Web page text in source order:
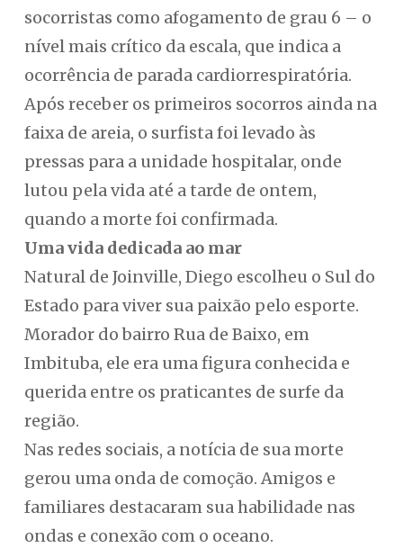
socorristas como afogamento de grau 6 – o
nível mais crítico da escala, que indica a
ocorrência de parada cardiorrespiratória.
Após receber os primeiros socorros ainda na
faixa de areia, o surfista foi levado às
pressas para a unidade hospitalar, onde
lutou pela vida até a tarde de ontem,
quando a morte foi confirmada.
Uma vida dedicada ao mar
Natural de Joinville, Diego escolheu o Sul do
Estado para viver sua paixão pelo esporte.
Morador do bairro Rua de Baixo, em
Imbituba, ele era uma figura conhecida e
querida entre os praticantes de surfe da
região.
Nas redes sociais, a notícia de sua morte
gerou uma onda de comoção. Amigos e
familiares destacaram sua habilidade nas
ondas e conexão com o oceano.